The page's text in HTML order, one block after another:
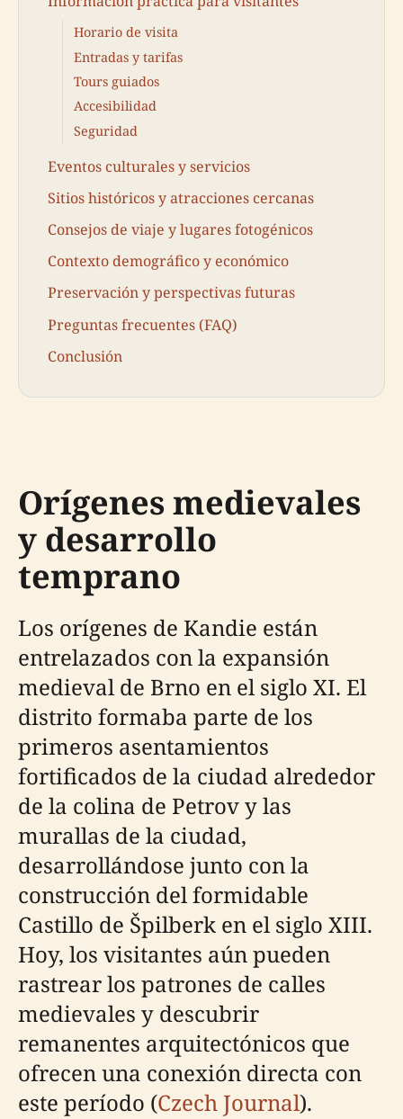
Horario de visita
Entradas y tarifas
Tours guiados
Accesibilidad
Seguridad
Eventos culturales y servicios
Sitios históricos y atracciones cercanas
Consejos de viaje y lugares fotogénicos
Contexto demográfico y económico
Preservación y perspectivas futuras
Preguntas frecuentes (FAQ)
Conclusión
Orígenes medievales
y desarrollo
temprano
Los orígenes de Kandie están
entrelazados con la expansión
medieval de Brno en el siglo XI. El
distrito formaba parte de los
primeros asentamientos
fortificados de la ciudad alrededor
de la colina de Petrov y las
murallas de la ciudad,
desarrollándose junto con la
construcción del formidable
Castillo de Špilberk en el siglo XIII.
Hoy, los visitantes aún pueden
rastrear los patrones de calles
medievales y descubrir
remanentes arquitectónicos que
ofrecen una conexión directa con
este período (Czech Journal).